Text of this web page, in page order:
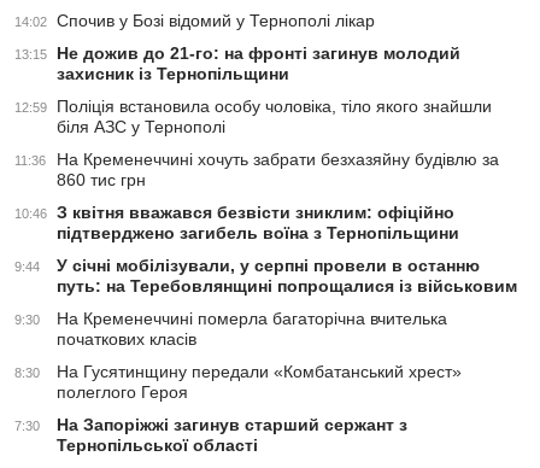
14:02 Спочив у Бозі відомий у Тернополі лікар
13:15
Не дожив до 21-го: на фронті загинув молодий
захисник із Тернопільщини
12:59
Поліція встановила особу чоловіка, тіло якого знайшли
біля АЗС у Тернополі
11:36
На Кременеччині хочуть забрати безхазяйну будівлю за
860 тис грн
10:46
З квітня вважався безвісти зниклим: офіційно
підтверджено загибель воїна з Тернопільщини
9:44
У січні мобілізували, у серпні провели в останню
путь: на Теребовлянщині попрощалися із військовим
9:30
На Кременеччині померла багаторічна вчителька
початкових класів
8:30
На Гусятинщину передали «Комбатанський хрест»
полеглого Героя
7:30
На Запоріжжі загинув старший сержант з
Тернопільської області